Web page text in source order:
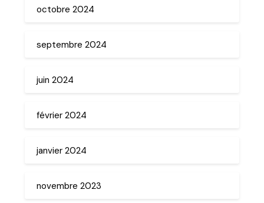
octobre 2024
septembre 2024
juin 2024
février 2024
janvier 2024
novembre 2023